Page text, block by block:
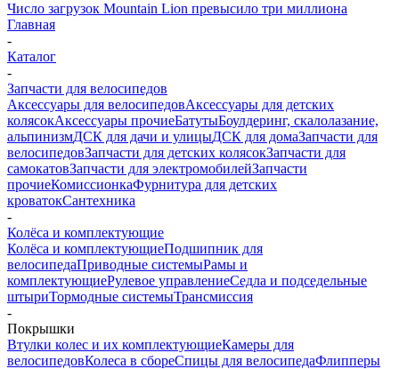
Число загрузок Mountain Lion превысило три миллиона
Главная
-
Каталог
-
Запчасти для велосипедов
Аксессуары для велосипедовАксессуары для детских
колясокАксессуары прочиеБатутыБоулдеринг, скалолазание,
альпинизмДСК для дачи и улицыДСК для домаЗапчасти для
велосипедовЗапчасти для детских колясокЗапчасти для
самокатовЗапчасти для электромобилейЗапчасти
прочиеКомиссионкаФурнитура для детских
кроватокСантехника
-
Колёса и комплектующие
Колёса и комплектующиеПодшипник для
велосипедаПриводные системыРамы и
комплектующиеРулевое управлениеСедла и подседельные
штыриТормодные системыТрансмиссия
-
Покрышки
Втулки колес и их комплектующиеКамеры для
велосипедовКолеса в сбореСпицы для велосипедаФлипперы